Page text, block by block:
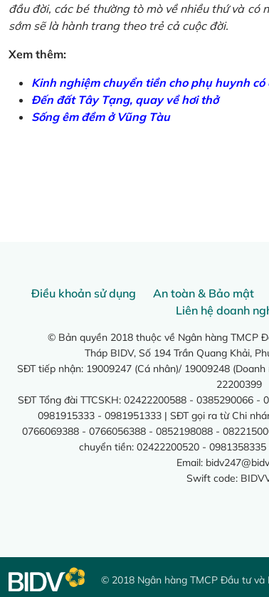
đầu đời, các bé thường tò mò về nhiều thứ và có
sớm sẽ là hành trang theo trẻ cả cuộc đời.
Xem thêm:
Kinh nghiệm chuyển tiền cho phụ huynh có
Đến đất Tây Tạng, quay về hơi thở
Sống êm đềm ở Vũng Tàu
Điều khoản sử dụng An toàn & Bảo mật
Liên hệ doanh
© Bản quyền 2018 thuộc về Ngân hàng TMCP
Tháp BIDV, Số 194 Trần Quang Khải,
SĐT tiếp nhận: 19009247 (Cá nhân)/ 19009248
22200399
SĐT Tổng đài TTCSKH: 02422200588 - 0385290066
0981915333 - 0981951333 | SĐT gọi ra từ Chi
0766069388 - 0766056388 - 0852198088 -
chuyển tiền: 02422200520 -
Email:
Swift code:
© 2018 Ngân hàng TMCP Đầu tư và